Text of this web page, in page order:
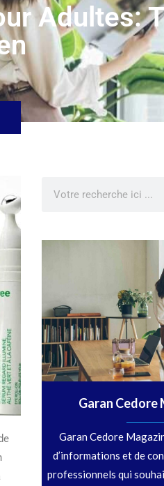
Adultes:
Garan Cedore
Garan Cedore
d’informations et de
professionnels qui